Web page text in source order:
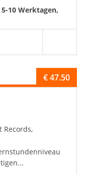
10 Werktagen,
€47.50
Records,